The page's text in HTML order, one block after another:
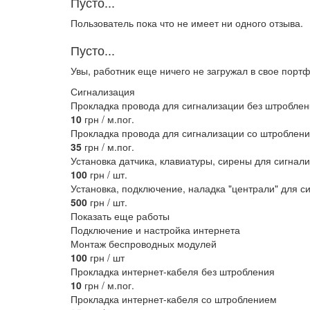
Пользователь пока что не имеет ни одного отзыва.
Пусто...
Увы, работник еще ничего не загружал в свое
Сигнализация
Прокладка провода для сигнализации без
10 грн / м.пог.
Прокладка провода для сигнализации со
35 грн / м.пог.
Установка датчика, клавиатуры, сирены для
100 грн / шт.
Установка, подключение, наладка "централи" для
500 грн / шт.
Показать еще работы
Подключение и настройка интернета
Монтаж беспроводных модулей
100 грн / шт
Прокладка интернет-кабеля без штробления
10 грн / м.пог.
Прокладка интернет-кабеля со штроблением